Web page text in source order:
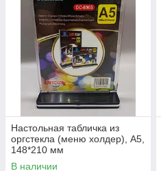
Настольная табличка из
оргстекла (меню холдер), А5,
148*210 мм
В наличии